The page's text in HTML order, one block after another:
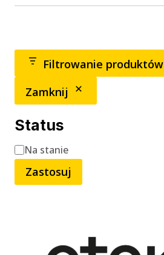
Filtrowanie produktów
Zamknij
Status
Status
Na stanie
Zastosuj